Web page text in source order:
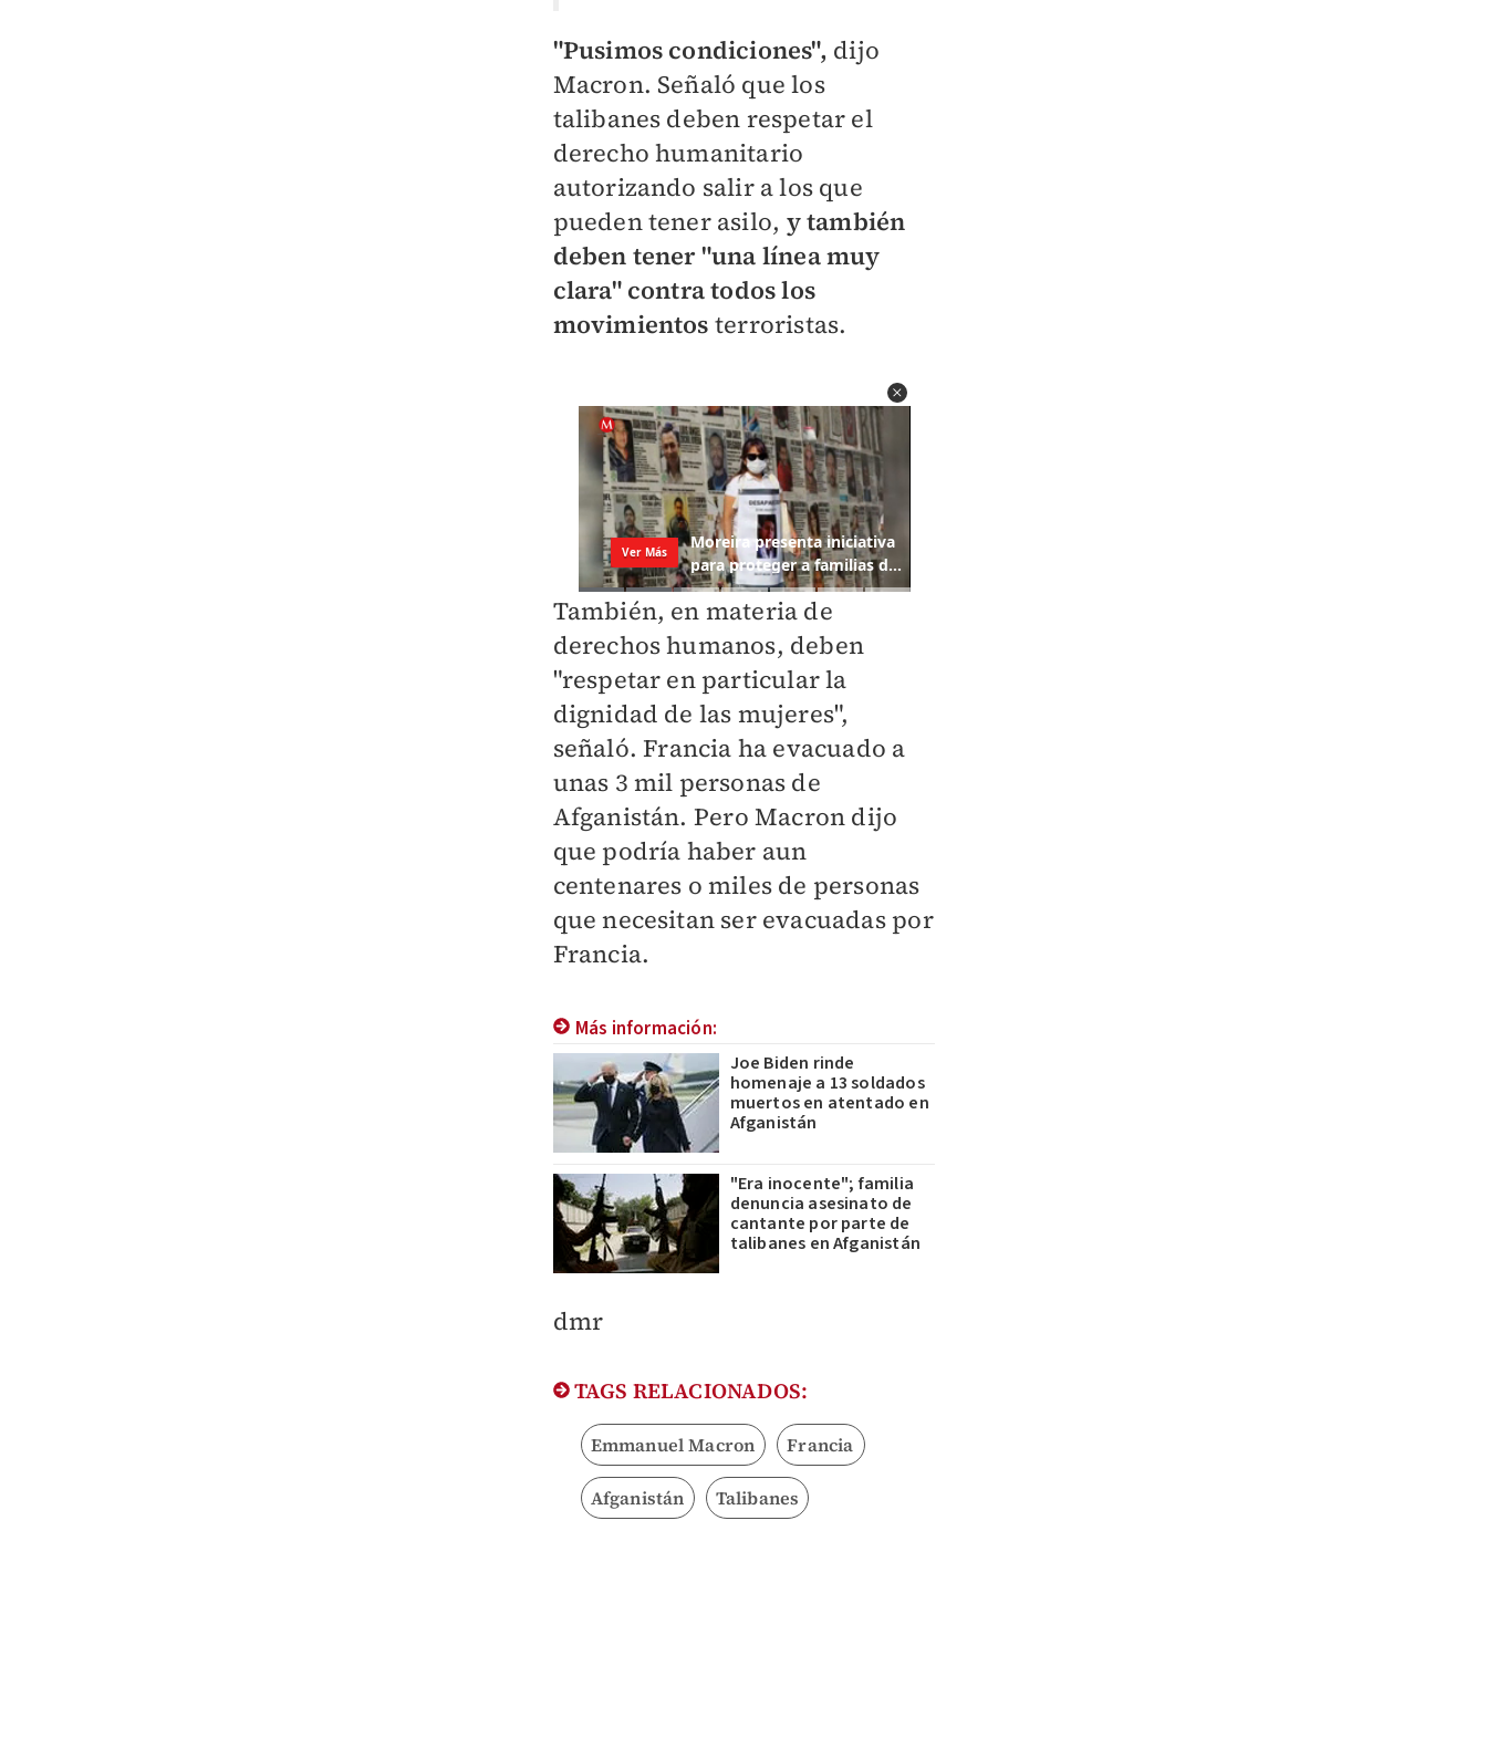
"Pusimos condiciones", dijo
Macron. Señaló que los
talibanes deben respetar el
derecho humanitario
autorizando salir a los que
pueden tener asilo, y también
deben tener "una línea muy
clara" contra todos los
movimientos terroristas.
También, en materia de
derechos humanos, deben
"respetar en particular la
dignidad de las mujeres",
señaló.Francia ha evacuado a
unas 3 mil personas de
Afganistán. Pero Macron dijo
que podría haber aun
centenares o miles de personas
que necesitan ser evacuadas por
Francia.
Más información:
Joe Biden rinde
homenaje a 13 soldados
muertos en atentado en
Afganistán
"Era inocente"; familia
denuncia asesinato de
cantante por parte de
talibanes en Afganistán
dmr
TAGS RELACIONADOS:
Emmanuel Macron Francia
Afganistán Talibanes